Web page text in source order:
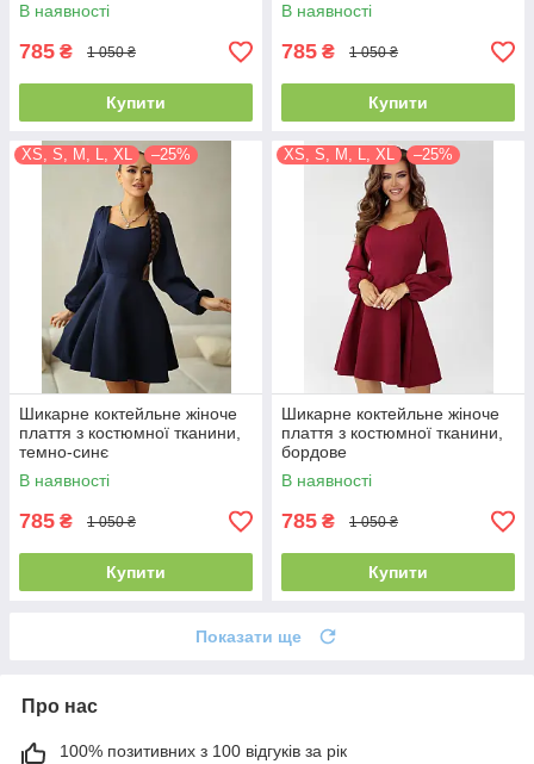
В наявності
785 ₴ 1 050 ₴
Купити
В наявності
785 ₴ 1 050 ₴
Купити
XS, S, M, L, XL –25%
Шикарне коктейльне жіноче
плаття з костюмної тканини,
темно-синє
В наявності
785 ₴ 1 050 ₴
Купити
XS, S, M, L, XL –25%
Шикарне коктейльне жіноче
плаття з костюмної тканини,
бордове
В наявності
785 ₴ 1 050 ₴
Купити
Показати ще
Про нас
100% позитивних з 100 відгуків за рік